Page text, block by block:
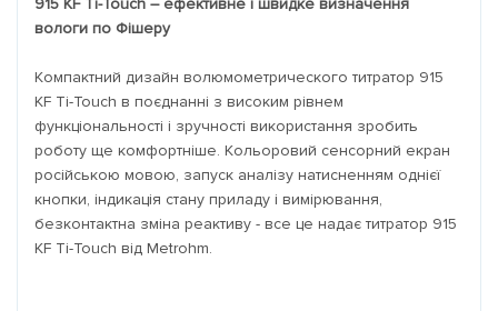
915 KF Ti-Touch – ефективне і швидке визначення
вологи по Фішеру
Компактний дизайн волюмометрического титратор 915
KF Ti-Touch в поєднанні з високим рівнем
функціональності і зручності використання зробить
роботу ще комфортніше. Кольоровий сенсорний екран
російською мовою, запуск аналізу натисненням однієї
кнопки, індикація стану приладу і вимірювання,
безконтактна зміна реактиву - все це надає титратор 915
KF Ti-Touch від Metrohm.